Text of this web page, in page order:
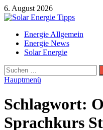
Zum
Inhalt
6. August 2026
Solar Energie Tipps
Solar Energie und
Energie Allgemein
Energie News
Solar Energie
Suchen
nach:
Hauptmenü
Schlagwort:
Sprachkurs